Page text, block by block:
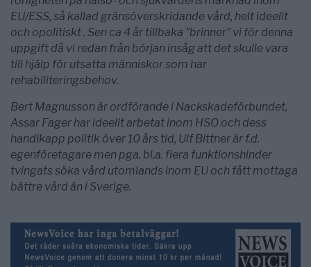
EU/ESS, så kallad gränsöverskridande vård, helt ideellt
och opolitiskt . Sen ca 4 år tillbaka ”brinner” vi för denna
uppgift då vi redan från början insåg att det skulle vara
till hjälp för utsatta människor som har
rehabiliteringsbehov.
Bert Magnusson är ordförande i Nackskadeförbundet,
Assar Fager har ideellt arbetat inom HSO och dess
handikapp politik över 10 års tid, Ulf Bittner är f.d.
egenföretagare men pga. bl.a. flera funktionshinder
tvingats söka vård utomlands inom EU och fått mottaga
bättre vård än i Sverige.